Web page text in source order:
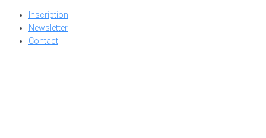
Inscription
Newsletter
Contact